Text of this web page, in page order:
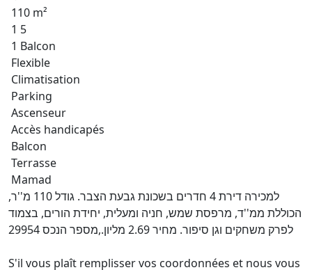
110 m²
1 5
1 Balcon
Flexible
Climatisation
Parking
Ascenseur
Accès handicapés
Balcon
Terrasse
Mamad
למכירה דירת 4 חדרים בשכונת גבעת הצבר. גודל 110 מ''ר,
הכוללת ממ''ד, מרפסת שמש, חניה ומעלית, יחידת הורים, בצמוד
לפרק משחקים וגן סיפור. מחיר 2.69 מליון.,מספר הנכס 29954
S'il vous plaît remplisser vos coordonnées et nous vous